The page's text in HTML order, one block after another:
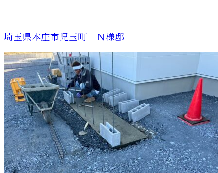
埼玉県本庄市児玉町 Ｎ様邸